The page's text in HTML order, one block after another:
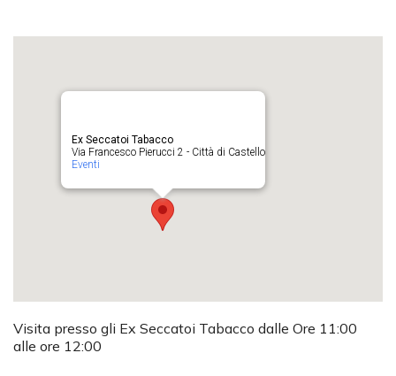
Ex Seccatoi Tabacco
Via Francesco Pierucci 2 - Città di Castello
Eventi
Visita presso gli Ex Seccatoi Tabacco dalle Ore 11:00
alle ore 12:00